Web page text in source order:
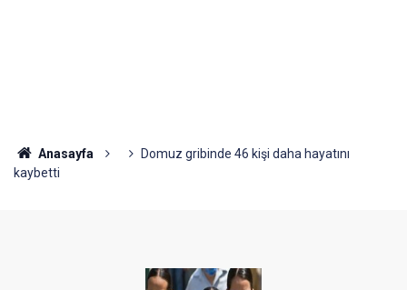
Anasayfa
Domuz gribinde 46 kişi daha hayatını
kaybetti